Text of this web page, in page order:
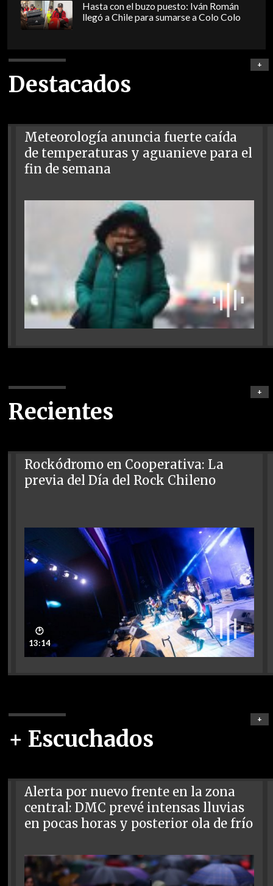
Hasta con el buzo puesto: Iván Román
llegó a Chile para sumarse a Colo Colo
Destacados
+
Meteorología anuncia fuerte caída
de temperaturas y aguanieve para el
fin de semana
Recientes
+
Rockódromo en Cooperativa: La
previa del Día del Rock Chileno
🕑
13:14
+ Escuchados
+
Alerta por nuevo frente en la zona
central: DMC prevé intensas lluvias
en pocas horas y posterior ola de frío